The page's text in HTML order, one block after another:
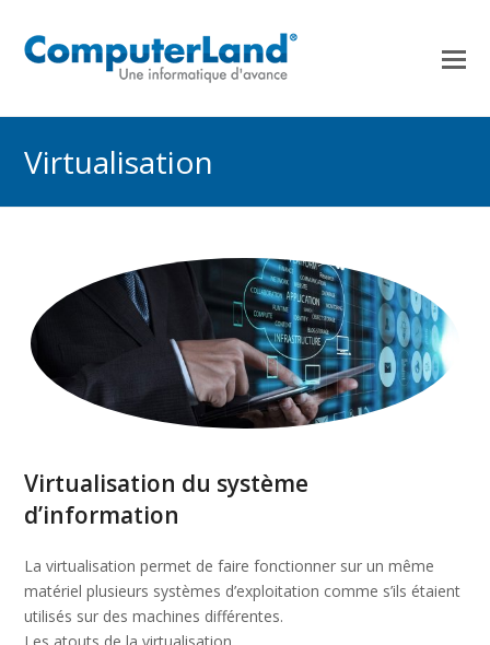
Virtualisation
Virtualisation du système
d’information
La virtualisation permet de faire fonctionner sur un même
matériel plusieurs systèmes d’exploitation comme s’ils étaient
utilisés sur des machines différentes.